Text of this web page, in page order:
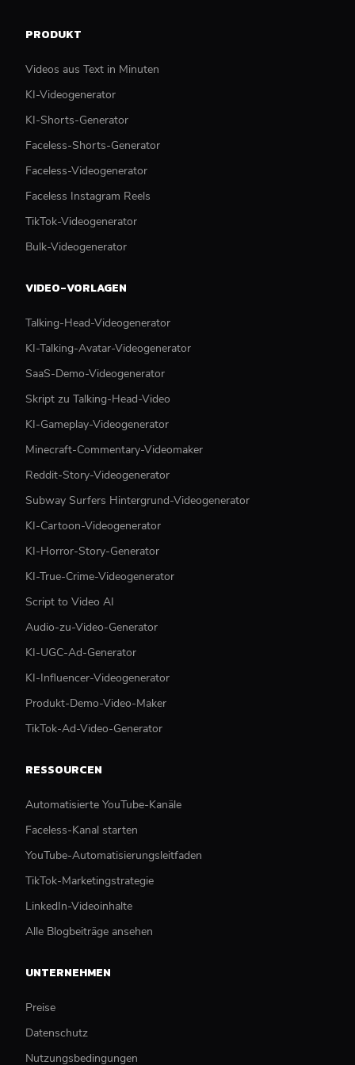
PRODUKT
Videos aus Text in Minuten
KI-Videogenerator
KI-Shorts-Generator
Faceless-Shorts-Generator
Faceless-Videogenerator
Faceless Instagram Reels
TikTok-Videogenerator
Bulk-Videogenerator
VIDEO-VORLAGEN
Talking-Head-Videogenerator
KI-Talking-Avatar-Videogenerator
SaaS-Demo-Videogenerator
Skript zu Talking-Head-Video
KI-Gameplay-Videogenerator
Minecraft-Commentary-Videomaker
Reddit-Story-Videogenerator
Subway Surfers Hintergrund-Videogenerator
KI-Cartoon-Videogenerator
KI-Horror-Story-Generator
KI-True-Crime-Videogenerator
Script to Video AI
Audio-zu-Video-Generator
KI-UGC-Ad-Generator
KI-Influencer-Videogenerator
Produkt-Demo-Video-Maker
TikTok-Ad-Video-Generator
RESSOURCEN
Automatisierte YouTube-Kanäle
Faceless-Kanal starten
YouTube-Automatisierungsleitfaden
TikTok-Marketingstrategie
LinkedIn-Videoinhalte
Alle Blogbeiträge ansehen
UNTERNEHMEN
Preise
Datenschutz
Nutzungsbedingungen